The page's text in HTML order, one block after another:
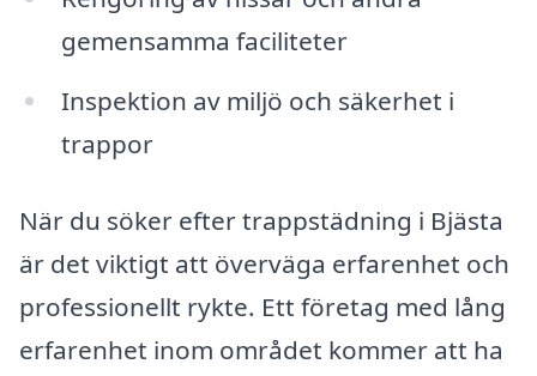
gemensamma faciliteter
Inspektion av miljö och säkerhet i
trappor
När du söker efter trappstädning i Bjästa
är det viktigt att överväga erfarenhet och
professionellt rykte. Ett företag med lång
erfarenhet inom området kommer att ha